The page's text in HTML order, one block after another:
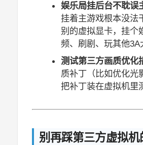
娱乐局挂后台不耽误
挂着主游戏根本没
别的虚拟显卡，挂个
频、刷剧、玩其他3A
测试第三方画质优化
质补丁（比如优化
把补丁装在虚拟机里
别再踩第三方虚拟